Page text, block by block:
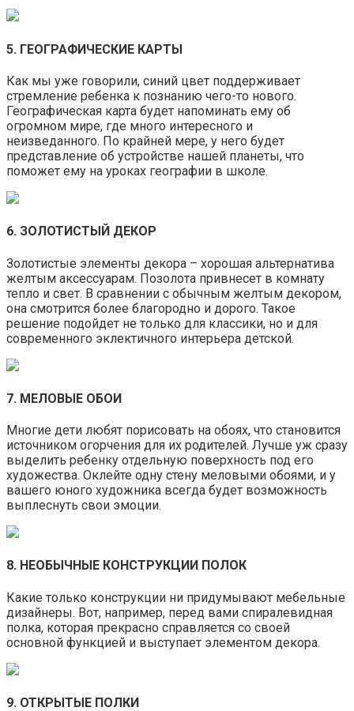
5. ГЕОГРАФИЧЕСКИЕ КАРТЫ
Как мы уже говорили, синий цвет поддерживает
стремление ребенка к познанию чего-то нового.
Географическая карта будет напоминать ему об
огромном мире, где много интересного и
неизведанного. По крайней мере, у него будет
представление об устройстве нашей планеты, что
поможет ему на уроках географии в школе.
6. ЗОЛОТИСТЫЙ ДЕКОР
Золотистые элементы декора – хорошая альтернатива
желтым аксессуарам. Позолота привнесет в комнату
тепло и свет. В сравнении с обычным желтым декором,
она смотрится более благородно и дорого. Такое
решение подойдет не только для классики, но и для
современного эклектичного интерьера детской.
7. МЕЛОВЫЕ ОБОИ
Многие дети любят порисовать на обоях, что становится
источником огорчения для их родителей. Лучше уж сразу
выделить ребенку отдельную поверхность под его
художества. Оклейте одну стену меловыми обоями, и у
вашего юного художника всегда будет возможность
выплеснуть свои эмоции.
8. НЕОБЫЧНЫЕ КОНСТРУКЦИИ ПОЛОК
Какие только конструкции ни придумывают мебельные
дизайнеры. Вот, например, перед вами спиралевидная
полка, которая прекрасно справляется со своей
основной функцией и выступает элементом декора.
9. ОТКРЫТЫЕ ПОЛКИ